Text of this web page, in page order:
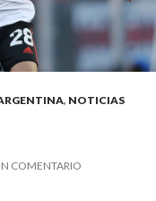
, NOTICIAS
COMENTARIO